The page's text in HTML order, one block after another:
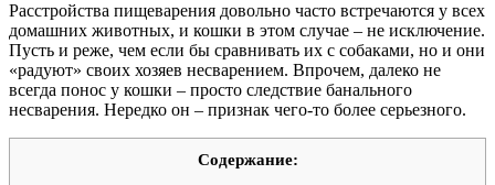
Расстройства пищеварения довольно часто встречаются у всех
домашних животных, и кошки в этом случае – не исключение.
Пусть и реже, чем если бы сравнивать их с собаками, но и они
«радуют» своих хозяев несварением. Впрочем, далеко не
всегда понос у кошки – просто следствие банального
несварения. Нередко он – признак чего-то более серьезного.
Содержание: